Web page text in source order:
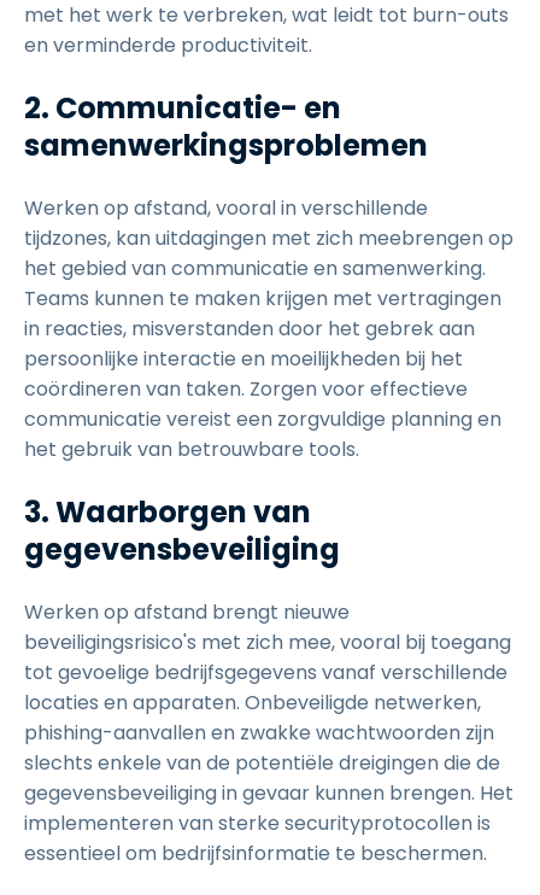
met het werk te verbreken, wat leidt tot burn-outs
en verminderde productiviteit.
2. Communicatie- en
samenwerkingsproblemen
Werken op afstand, vooral in verschillende
tijdzones, kan uitdagingen met zich meebrengen op
het gebied van communicatie en samenwerking.
Teams kunnen te maken krijgen met vertragingen
in reacties, misverstanden door het gebrek aan
persoonlijke interactie en moeilijkheden bij het
coördineren van taken. Zorgen voor effectieve
communicatie vereist een zorgvuldige planning en
het gebruik van betrouwbare tools.
3. Waarborgen van
gegevensbeveiliging
Werken op afstand brengt nieuwe
beveiligingsrisico's met zich mee, vooral bij toegang
tot gevoelige bedrijfsgegevens vanaf verschillende
locaties en apparaten. Onbeveiligde netwerken,
phishing-aanvallen en zwakke wachtwoorden zijn
slechts enkele van de potentiële dreigingen die de
gegevensbeveiliging in gevaar kunnen brengen. Het
implementeren van sterke securityprotocollen is
essentieel om bedrijfsinformatie te beschermen.